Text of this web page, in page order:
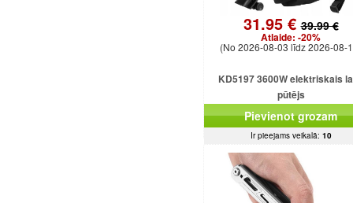
31.95 €39.99 €
Atlaide: -20%
(No 2026-08-03 līdz 2026-08-
KD5197 3600W elektriskais
pūtējs
Pievienot grozam
Ir pieejams veikalā: 10